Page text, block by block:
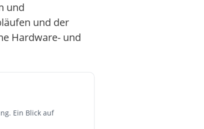
und
und der
Hardware- und
Ein Blick auf